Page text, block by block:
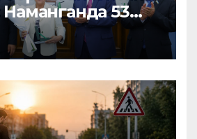
53
«Меҳнат
кўкрак нишони